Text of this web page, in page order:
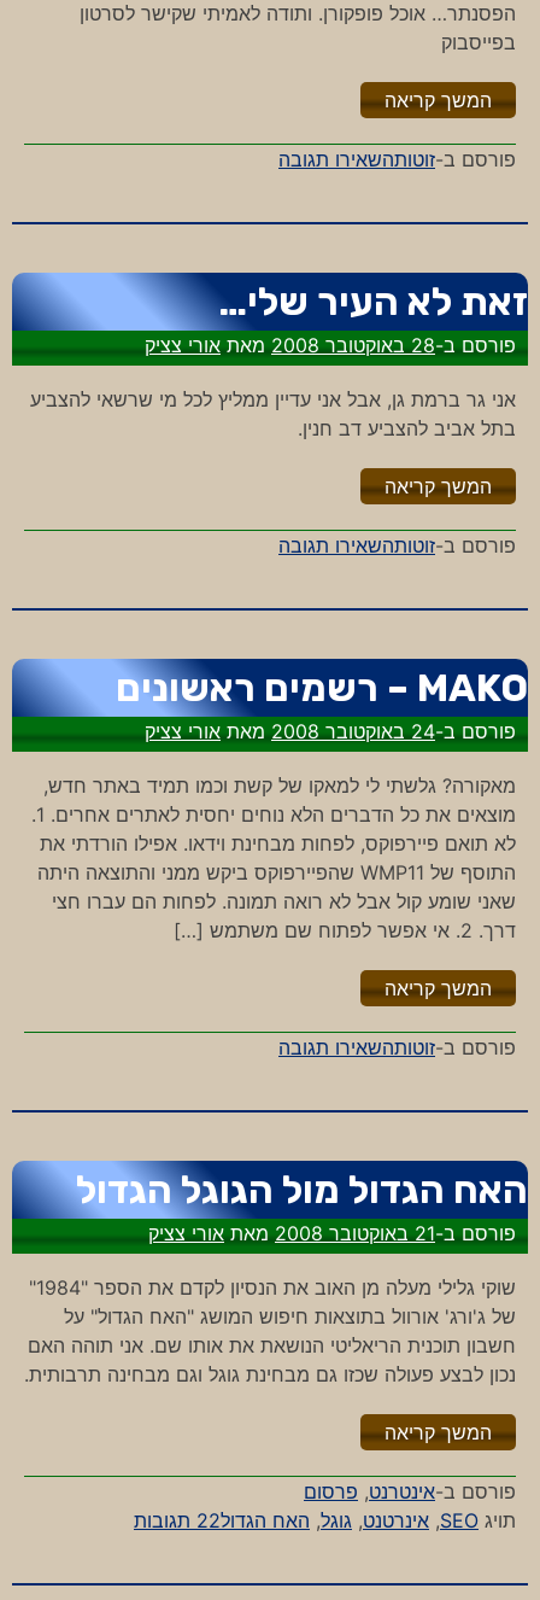
הפסנתר… אוכל פופקורן. ותודה לאמיתי שקישר לסרטון
בפייסבוק
המשך קריאה"%s"
פורסם ב-זוטותהשאירו תגובה
ההבדל
פיל
לפסנתר?
זאת לא העיר שלי…
פורסם ב-28 באוקטובר 2008 מאתאורי צציק
אני גר ברמת גן, אבל אני עדיין ממליץ לכל מי שרשאי להצביע
בתל אביב להצביע דב חנין.
המשך קריאה"%s"
פורסם ב-זוטותהשאירו תגובה
לא
שלי…
MAKO – רשמים ראשונים
פורסם ב-24 באוקטובר 2008 מאתאורי צציק
מאקורה? גלשתי לי למאקו של קשת וכמו תמיד באתר חדש,
מוצאים את כל הדברים הלא נוחים יחסית לאתרים אחרים. 1.
לא תואם פיירפוקס, לפחות מבחינת וידאו. אפילו הורדתי את
התוסף של WMP11 שהפיירפוקס ביקש ממני והתוצאה היתה
שאני שומע קול אבל לא רואה תמונה. לפחות הם עברו חצי
דרך. 2. אי אפשר לפתוח שם משתמש […]
המשך קריאה"%s"
פורסם ב-זוטותהשאירו תגובה
–
ראשונים
האח הגדול מול הגוגל הגדול
פורסם ב-21 באוקטובר 2008 מאתאורי צציק
שוקי גלילי מעלה מן האוב את הנסיון לקדם את הספר "1984"
של ג'ורג' אורוול בתוצאות חיפוש המושג "האח הגדול" על
חשבון תוכנית הריאליטי הנושאת את אותו שם. אני תוהה האם
נכון לבצע פעולה שכזו גם מבחינת גוגל וגם מבחינה תרבותית.
המשך קריאה"%s"
פורסם ב-אינטרנט, פרסום
תויג SEO
, אינרטנט, גוגל, האח הגדול22 תגובות
על
הגדול